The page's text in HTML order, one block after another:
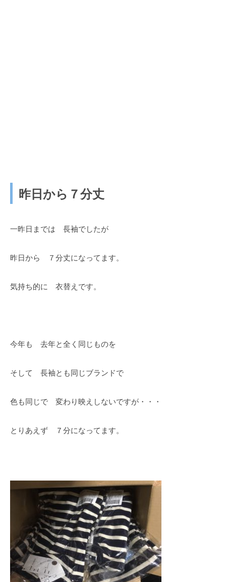
昨日から７分丈
一昨日までは 長袖でしたが
昨日から ７分丈になってます。
気持ち的に 衣替えです。
今年も 去年と全く同じものを
そして 長袖とも同じブランドで
色も同じで 変わり映えしないですが・・・
とりあえず ７分になってます。